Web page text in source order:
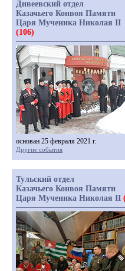
Дивеевский отдел
Казачьего Конвоя Памяти
Царя Мученика Николая II
(106)
основан 25 февраля 2021 г.
Другие события
Тульский отдел
Казачьего Конвоя Памяти
Царя Мученика Николая II